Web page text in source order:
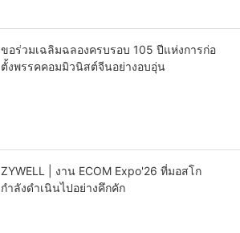
ขอร่วมเฉลิมฉลองครบรอบ 105 ปีแห่งการก่อ
ตั้งพรรคคอมมิวนิสต์จีนอย่างอบอุ่น
ZYWELL | งาน ECOM Expo'26 ที่มอสโก
กำลังดำเนินไปอย่างคึกคัก